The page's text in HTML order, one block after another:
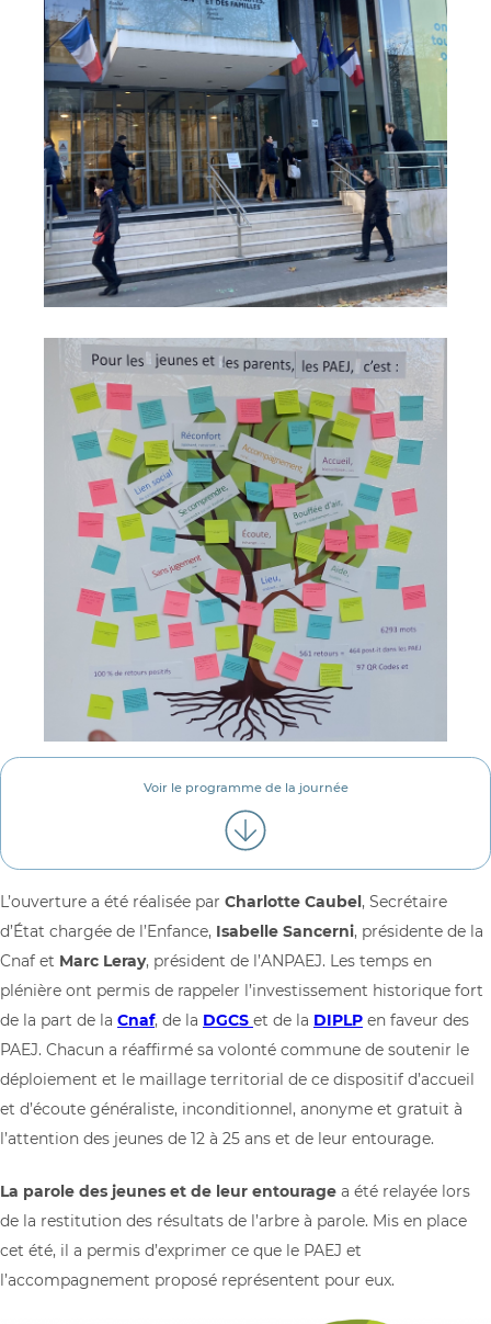
Voir le programme de la journée
L’ouverture a été réalisée par Charlotte Caubel , Secrétaire
d’État chargée de l’Enfance, Isabelle Sancerni, présidente de la
Cnaf et Marc Leray, président de l’ANPAEJ. Les temps en
plénière ont permis de rappeler l’investissement historique fort
de la part de la Cnaf, de la DGCS et de la DIPLP en faveur des
PAEJ. Chacun a réaffirmé sa volonté commune de soutenir le
déploiement et le maillage territorial de ce dispositif d’accueil
et d’écoute généraliste, inconditionnel, anonyme et gratuit à
l’attention des jeunes de 12 à 25 ans et de leur entourage.
La parole des jeunes et de leur entourage a été relayée lors
de la restitution des résultats de l’arbre à parole. Mis en place
cet été, il a permis d’exprimer ce que le PAEJ et
l’accompagnement proposé représentent pour eux.